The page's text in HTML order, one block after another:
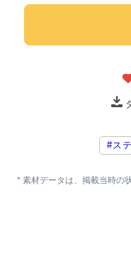
#ス
* 素材データは、掲載当時の